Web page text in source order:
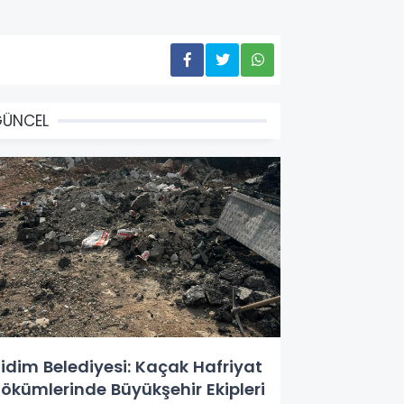
Belediyesi: Kaçak Hafriyat
Büyükşehir Ekipleri